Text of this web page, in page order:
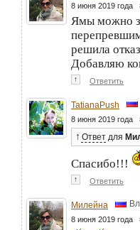
8 июня 2019 года
Ямы можно
решила
Добавляю
↑ Ответить
TatianaPush
8 июня 2019 года
↑ Ответ для
Спасибо!!!
↑ Ответить
Милейна
8 июня 2019 года